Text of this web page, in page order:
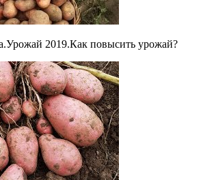
2019.Как повысить урожай?